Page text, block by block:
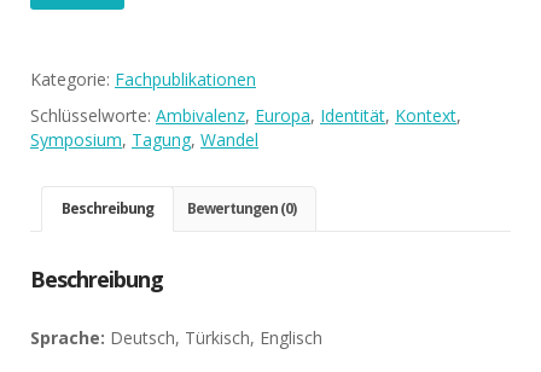
Kategorie: Fachpublikationen
Schlüsselworte: Ambivalenz, Europa, Identität, Kontext,
Symposium, Tagung, Wandel
Beschreibung Bewertungen (0)
Beschreibung
Sprache: Deutsch, Türkisch, Englisch